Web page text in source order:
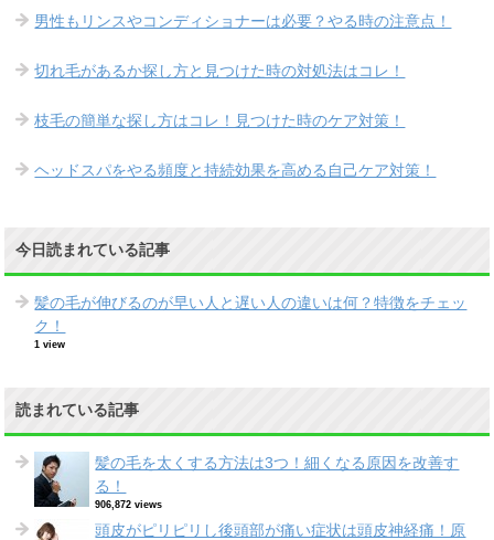
男性もリンスやコンディショナーは必要？やる時の注意点！
切れ毛があるか探し方と見つけた時の対処法はコレ！
枝毛の簡単な探し方はコレ！見つけた時のケア対策！
ヘッドスパをやる頻度と持続効果を高める自己ケア対策！
今日読まれている記事
髪の毛が伸びるのが早い人と遅い人の違いは何？特徴をチェッ
ク！
1 view
読まれている記事
髪の毛を太くする方法は3つ！細くなる原因を改善す
る！
906,872 views
頭皮がピリピリし後頭部が痛い症状は頭皮神経痛！原